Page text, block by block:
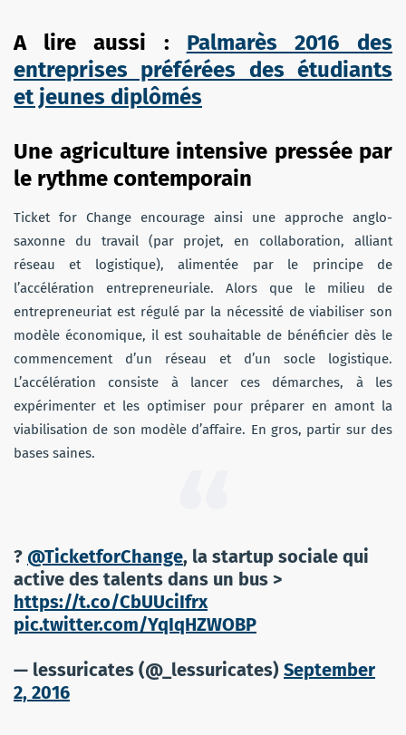
A lire aussi : Palmarès 2016 des
entreprises préférées des étudiants
et jeunes diplômés
Une agriculture intensive pressée par
le rythme contemporain
Ticket for Change encourage ainsi une approche anglo-
saxonne du travail (par projet, en collaboration, alliant
réseau et logistique), alimentée par le principe de
l’accélération entrepreneuriale. Alors que le milieu de
entrepreneuriat est régulé par la nécessité de viabiliser son
modèle économique, il est souhaitable de bénéficier dès le
commencement d’un réseau et d’un socle logistique.
L’accélération consiste à lancer ces démarches, à les
expérimenter et les optimiser pour préparer en amont la
viabilisation de son modèle d’affaire. En gros, partir sur des
bases saines.
? @TicketforChange, la startup sociale qui
active des talents dans un bus >
https://t.co/CbUUciIfrx
pic.twitter.com/YqIqHZWOBP
— lessuricates (@_lessuricates) September
2, 2016